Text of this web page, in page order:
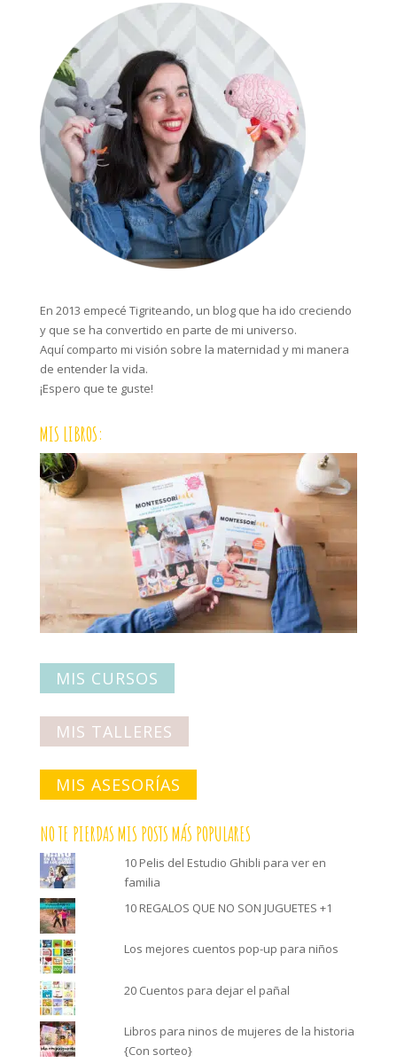
En 2013 empecé Tigriteando, un blog que ha ido creciendo
y que se ha convertido en parte de mi universo.
Aquí comparto mi visión sobre la maternidad y mi manera
de entender la vida.
¡Espero que te guste!
MIS LIBROS:
MIS CURSOS
MIS TALLERES
MIS ASESORÍAS
NO TE PIERDAS MIS POSTS MÁS POPULARES
10 Pelis del Estudio Ghibli para ver en
familia
10 REGALOS QUE NO SON JUGUETES +1
Los mejores cuentos pop-up para niños
20 Cuentos para dejar el pañal
Libros para ninos de mujeres de la historia
{Con sorteo}